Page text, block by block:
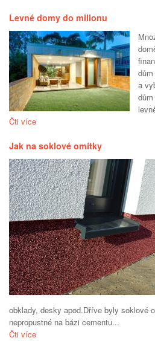
Levné domy do milionu
a
Čti více
Jak na soklové omítky
obklady, desky apod.Dříve byly soklové
nepropustné na bázi cementu...
Čti více